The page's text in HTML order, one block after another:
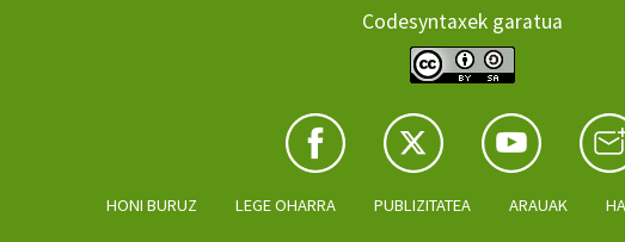
Codesyntaxek garatua
HONI BURUZ LEGE OHARRA PUBLIZITATEA ARAUAK